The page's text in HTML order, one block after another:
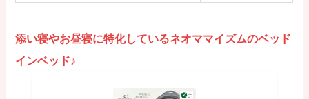
添い寝やお昼寝に特化しているネオママイズムのベッド
インベッド♪